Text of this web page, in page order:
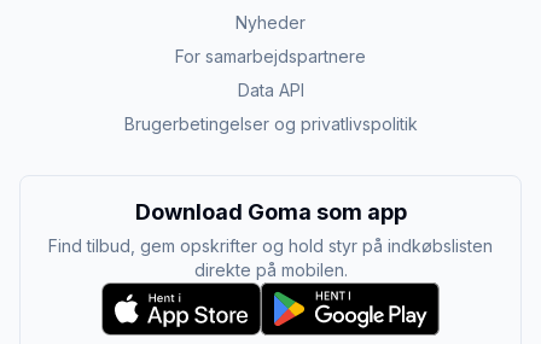
Nyheder
For samarbejdspartnere
Data API
Brugerbetingelser og privatlivspolitik
Download Goma som app
Find tilbud, gem opskrifter og hold styr på indkøbslisten
direkte på mobilen.